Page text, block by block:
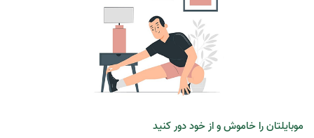
موبایلتان را خاموش و از خود دور کنید